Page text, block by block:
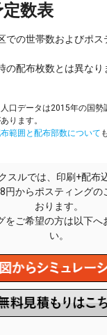
数表
での世帯数およびポ
の配布枚数とは異なり
口データは2015年の国勢
ります。
範囲と配布部数について
スルでは、印刷+配布
円からポスティングの
おります。
をご希望の方は以下へ
い。